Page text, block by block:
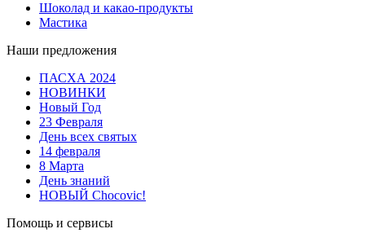
Шоколад и какао-продукты
Мастика
Наши предложения
ПАСХА 2024
НОВИНКИ
Новый Год
23 Февраля
День всех святых
14 февраля
8 Марта
День знаний
НОВЫЙ Chocovic!
Помощь и сервисы